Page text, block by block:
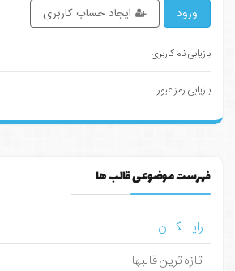
ورود ایجاد حساب کاربری
بازیابی نام کاربری
بازیابی رمز عبور
فهرست موضوعی قالب ها
رایــگـان
تازه ترین قالبها